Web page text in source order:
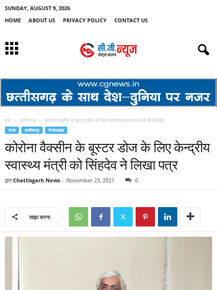
SUNDAY, AUGUST 9, 2026
HOME
ABOUT US PRIVACY POLICY CONTACT US
होम छत्तीसगढ़ कोरोना वैक्सीन के बूस्टर डोज के लिए केन्द्रीय स्वास्थ्य मंत्री को सिंहदेव...
राज्य छत्तीसगढ़ मेनस्लाइड
कोरोना वैक्सीन के बूस्टर डोज के लिए केन्द्रीय
स्वास्थ्य मंत्री को सिंहदेव ने लिखा पत्र
द्वारा Chattisgarh News - November 23, 2021 0
साझा करना